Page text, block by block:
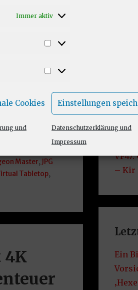
Immer aktiv
Cookies Einstellungen
und
Datenschutzerklärung und
Impressum
One Shot
teilen.
Master, JPG
Tabletop,
4K
20 –
– Kir
Ein